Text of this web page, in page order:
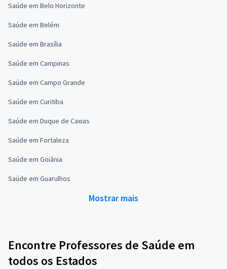
Saúde em Belo Horizonte
Saúde em Belém
Saúde em Brasília
Saúde em Campinas
Saúde em Campo Grande
Saúde em Curitiba
Saúde em Duque de Caxias
Saúde em Fortaleza
Saúde em Goiânia
Saúde em Guarulhos
Mostrar mais
Encontre Professores de Saúde em
todos os Estados